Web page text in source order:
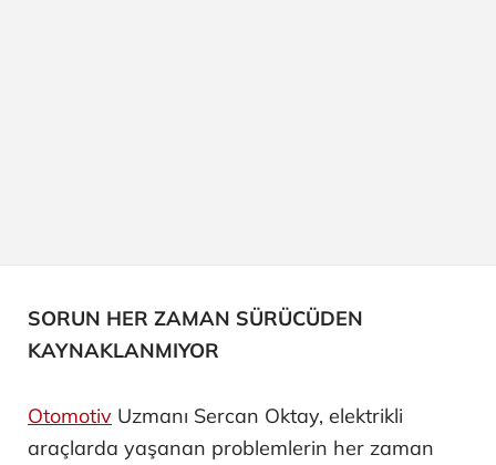
SORUN HER ZAMAN SÜRÜCÜDEN
KAYNAKLANMIYOR
Otomotiv Uzmanı Sercan Oktay, elektrikli
araçlarda yaşanan problemlerin her zaman